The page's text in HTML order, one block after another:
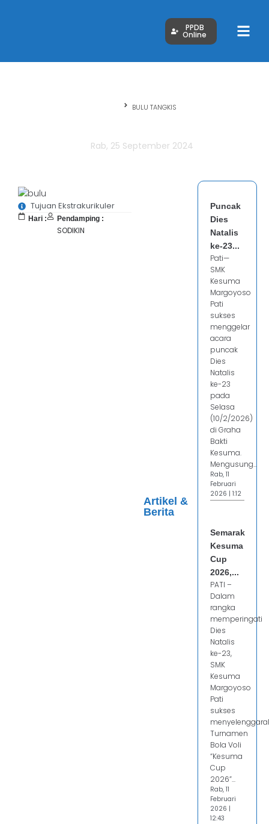
PPDB
Online
BULU TANGKIS
Rab, 25 September 2024
Tujuan Ekstrakurikuler
Hari : Pendamping :
SODIKIN
Artikel &
Berita
Puncak
Dies
Natalis
ke-23...
Pati—
SMK
Kesuma
Margoyoso
Pati
sukses
menggelar
acara
puncak
Dies
Natalis
ke-23
pada
Selasa
(10/2/2026)
di Graha
Bakti
Kesuma.
Mengusung...
Rab, 11
Februari
2026 | 1:12
Semarak
Kesuma
Cup
2026,...
PATI –
Dalam
rangka
memperingati
Dies
Natalis
ke-23,
SMK
Kesuma
Margoyoso
Pati
sukses
Turnamen
Bola Voli
“Kesuma
Cup
2026”...
Rab, 11
Februari
2026 |
12:43